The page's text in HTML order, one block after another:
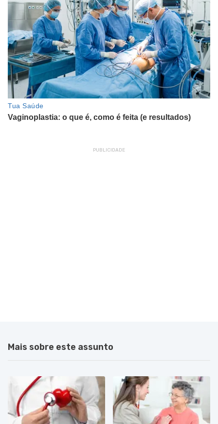
Mais sobre este assunto